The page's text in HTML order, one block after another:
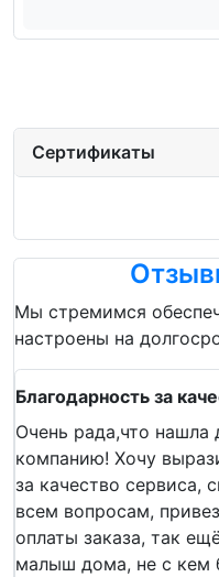
Сертификаты
Мы стремимся
настроены на
Благодарность за
Очень рада,что нашла
компанию! Хочу
за качество сервиса,
всем вопросам,
оплаты заказа, так
малыш дома, не с кем